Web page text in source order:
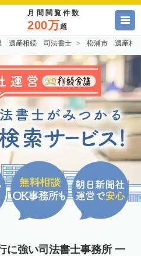
月間閲覧件数
200万超
遺産相続 司法書士 松浦市 遺産相
に強い司法書士事務所 一